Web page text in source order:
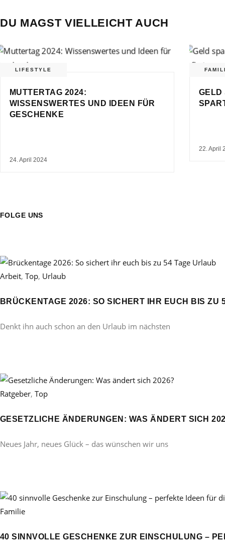
DU MAGST VIELLEICHT AUCH
LIFESTYLE
MUTTERTAG 2024:
WISSENSWERTES UND IDEEN FÜR
GESCHENKE
24. April 2024
GELD
22. April
FOLGE UNS
Arbeit, Top, Urlaub
BRÜCKENTAGE 2026: SO SICHERT IHR EUCH BIS ZU
Denkt ihn auch schon an den Urlaub im nächsten
Ratgeber, Top
GESETZLICHE ÄNDERUNGEN: WAS ÄNDERT SICH
Neues Jahr, neues Glück – das wünschen wir uns
Familie
40 SINNVOLLE GESCHENKE ZUR EINSCHULUNG –